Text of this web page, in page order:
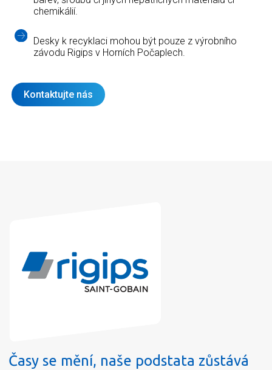
chemikálií.
Desky k recyklaci mohou být pouze z výrobního
závodu Rigips v Horních Počaplech.
Kontaktujte nás
Časy se mění, naše podstata zůstává